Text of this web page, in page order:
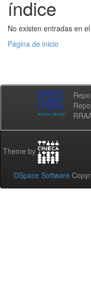
índice
No existen entradas en
Página de inicio
Theme by
DSpace Software